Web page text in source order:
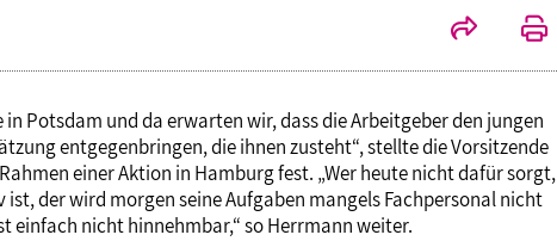
Potsdam und da erwarten wir, dass die Arbeitgeber den jungen
entgegenbringen, die ihnen zusteht“, stellte die Vorsitzende
einer Aktion in Hamburg fest. „Wer heute nicht dafür sorgt,
der wird morgen seine Aufgaben mangels Fachpersonal nicht
einfach nicht hinnehmbar,“ so Herrmann weiter.